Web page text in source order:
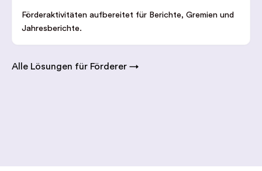
Förderaktivitäten aufbereitet für Berichte, Gremien und
Jahresberichte.
Alle Lösungen für Förderer →